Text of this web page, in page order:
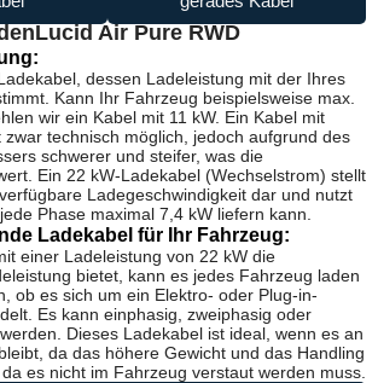
Lucid Air Pure RWD
dessen Ladeleistung mit der Ihres
Kann Ihr Fahrzeug beispielsweise max.
wir ein Kabel mit 11 kW. Ein Kabel mit
technisch möglich, jedoch aufgrund des
schwerer und steifer, was die
Ein 22 kW-Ladekabel (Wechselstrom) stellt
Ladegeschwindigkeit dar und nutzt
Phase maximal 7,4 kW liefern kann.
Ladekabel für Ihr Fahrzeug:
einer Ladeleistung von 22 kW die
bietet, kann es jedes Fahrzeug laden
ob es sich um ein Elektro- oder Plug-in-
Es kann einphasig, zweiphasig oder
Dieses Ladekabel ist ideal, wenn es an
da das höhere Gewicht und das Handling
es nicht im Fahrzeug verstaut werden muss.